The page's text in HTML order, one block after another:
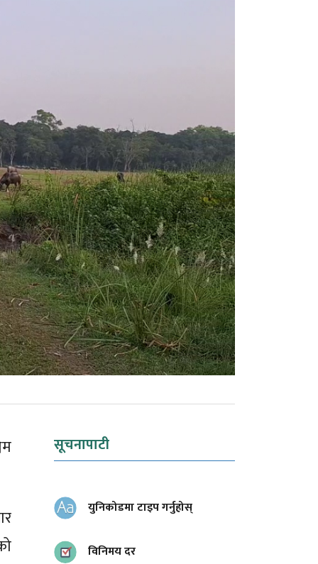
सूचनापाटी
युनिकोडमा टाइप गर्नुहोस्
विनिमय दर